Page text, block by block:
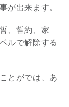
が出来ます。
、誓約、家
ルで解除する
とがでは、あ